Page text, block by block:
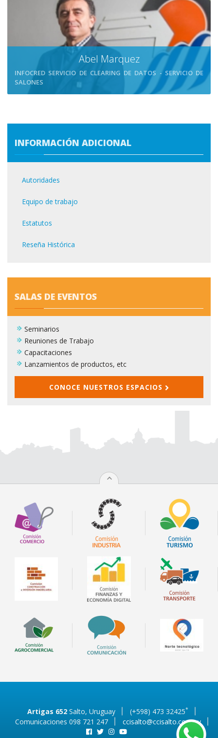
Abel Marquez
INFOCRED SERVICIO DE CLEARING DE DATOS - SERVICIO DE
SALONES
INFORMACIÓN ADICIONAL
Autoridades
Equipo de trabajo
Estatutos
Reseña Histórica
SALAS DE EVENTOS
Seminarios
Reuniones de Trabajo
Capacitaciones
Lanzamientos de productos, etc
CONOCE NUESTROS ESPACIOS
Artigas 652 Salto, Uruguay (+598) 473 32425*
Comunicaciones 098 721 247 ccisalto@ccisalto.com.uy